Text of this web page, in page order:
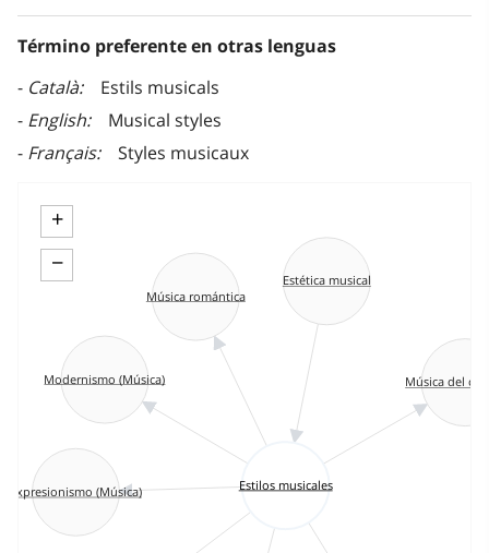
Término preferente en otras lenguas
Català
Estils musicals
English
Musical styles
Français
Styles musicaux
+
−
Modernismo (Música)
Estética musical
Expresionismo (Música)
Música del
Música romántica
Estilos musicales